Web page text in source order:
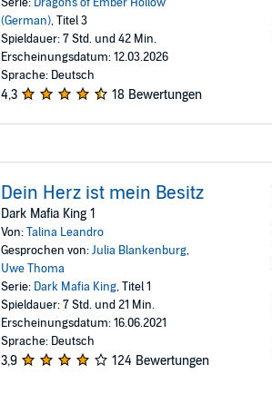
(German), Titel 3
Spieldauer: 7 Std. und 42 Min.
Erscheinungsdatum: 12.03.2026
Sprache: Deutsch
4,3 18 Bewertungen
Dein Herz ist mein Besitz
Dark Mafia King 1
Von:Talina Leandro
Gesprochen von:Julia Blankenburg,
Uwe Thoma
Serie: Dark Mafia King, Titel 1
Spieldauer: 7 Std. und 21 Min.
Erscheinungsdatum: 16.06.2021
Sprache: Deutsch
3,9 124 Bewertungen